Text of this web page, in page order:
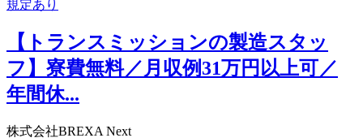
【トランスミッションの製造スタッ
フ】寮費無料／月収例31万円以上可／
年間休...
株式会社BREXA Next